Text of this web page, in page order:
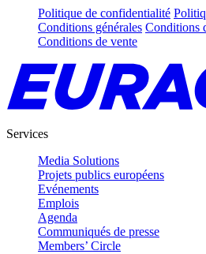
Politique de confidentialité
Conditions générales Conditions
Conditions de vente
Services
Media Solutions
Projets publics européens
Evénements
Emplois
Agenda
Communiqués de presse
Members’ Circle